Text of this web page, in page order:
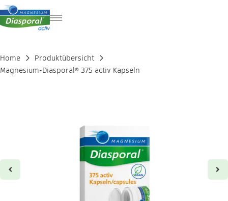
IT
EN
Home
Produktübersicht
Magnesium-Diasporal® 375 activ Kapseln